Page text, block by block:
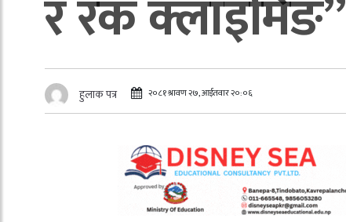
र रक क्लाइमिङ”
हुलाक पत्र २०८१ श्रावण २७, आईतवार २०:०६